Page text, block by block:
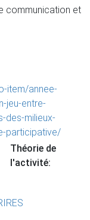
communication et
item/annee-
jeu-entre-
des-milieux-
participative/
Théorie de
l'activité: